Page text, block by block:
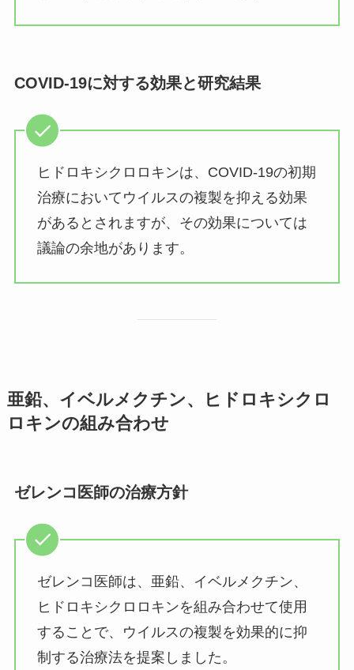
COVID-19に対する効果と研究結果
ヒドロキシクロロキンは、COVID-19の初期
治療においてウイルスの複製を抑える効果
があるとされますが、その効果については
議論の余地があります。
亜鉛、イベルメクチン、ヒドロキシクロ
ロキンの組み合わせ
ゼレンコ医師の治療方針
ゼレンコ医師は、亜鉛、イベルメクチン、
ヒドロキシクロロキンを組み合わせて使用
することで、ウイルスの複製を効果的に抑
制する治療法を提案しました。